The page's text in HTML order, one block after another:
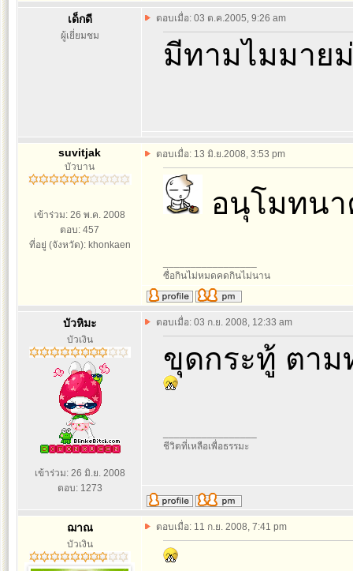
เด็กดี
ผู้เยี่ยมชม
ตอบเมื่อ: 03 ต.ค.2005, 9:26 am
มีทามไมมาย
suvitjak
บัวบาน
เข้าร่วม: 26 พ.ค. 2008
ตอบ: 457
ที่อยู่ (จังหวัด): khonkaen
ตอบเมื่อ: 13 มิ.ย.2008, 3:53 pm
อนุโมทน
ซื่อกินไม่หมดคดกินไม่นาน
บัวหิมะ
บัวเงิน
เข้าร่วม: 26 มิ.ย. 2008
ตอบ: 1273
ตอบเมื่อ: 03 ก.ย. 2008, 12:33 am
ขุดกระทู้ ตาม
ชีวิตที่เหลือเพื่อธรรมะ
ฌาณ
บัวเงิน
ตอบเมื่อ: 11 ก.ย. 2008, 7:41 pm